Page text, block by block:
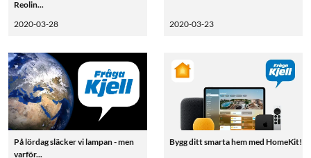
Reolin...
2020-03-28
2020-03-23
På lördag släcker vi lampan - men
varför...
Bygg ditt smarta hem med HomeKit!